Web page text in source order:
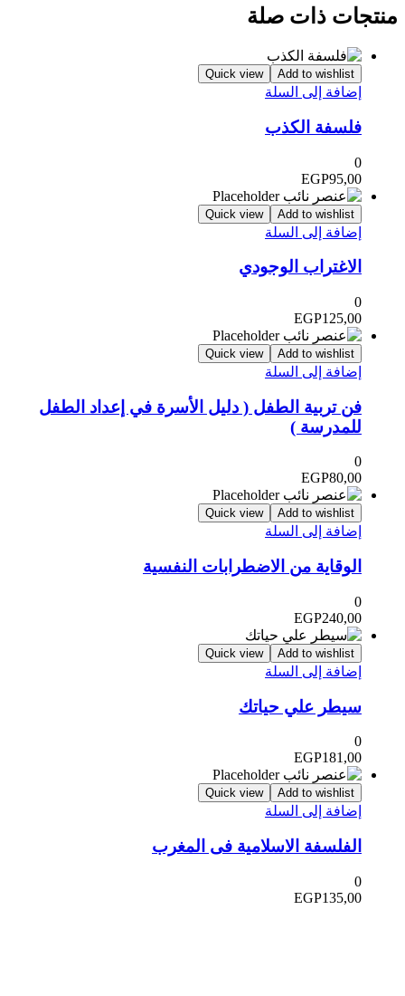
منتجات ذات صلة
Add to wishlist
Quick view
إضافة إلى السلة
فلسفة الكذب
0
EGP95,00
Add to wishlist
Quick view
إضافة إلى السلة
الاغتراب الوجودي
0
EGP125,00
Add to wishlist
Quick view
إضافة إلى السلة
فن تربية الطفل ( دليل الأسرة في إعداد الطفل
للمدرسة )
0
EGP80,00
Add to wishlist
Quick view
إضافة إلى السلة
الوقاية من الاضطرابات النفسية
0
EGP240,00
Add to wishlist
Quick view
إضافة إلى السلة
سيطر علي حياتك
0
EGP181,00
Add to wishlist
Quick view
إضافة إلى السلة
الفلسفة الاسلامية فى المغرب
0
EGP135,00